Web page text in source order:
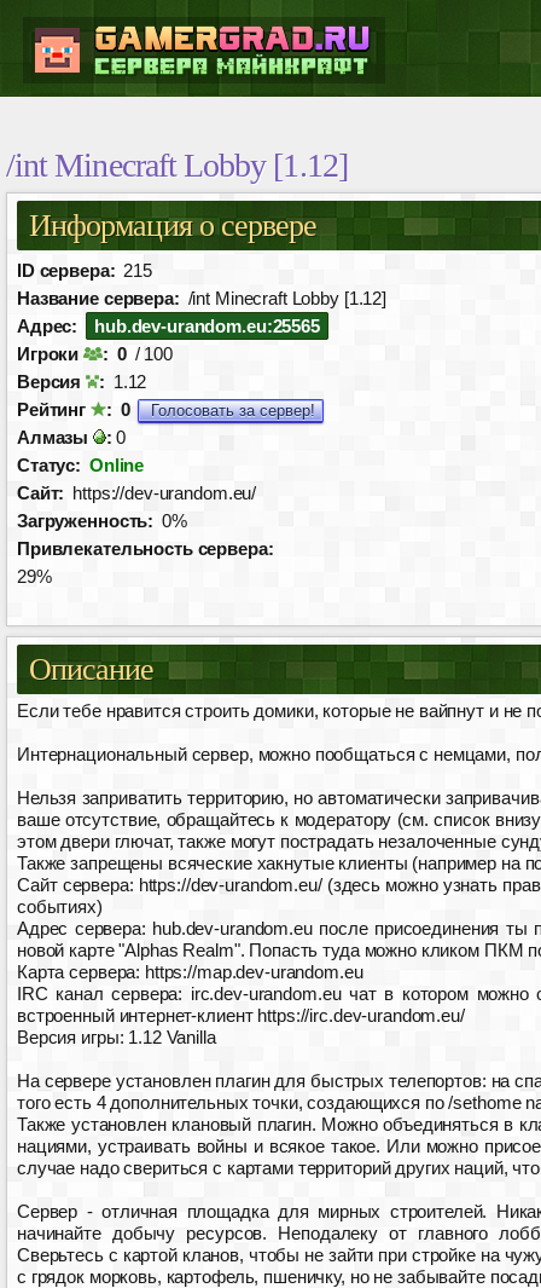
/int Minecraft Lobby [1.12]
Информация о сервере
ID сервера: 215
Название сервера: /int Minecraft Lobby [1.12]
Адрес:
hub.dev-urandom.eu:25565
Игроки
: 0 / 100
Версия
: 1.12
Рейтинг
: 0 Голосовать за сервер!
Алмазы : 0
Статус: Online
Сайт: https://dev-urandom.eu/
Загруженность: 0%
Привлекательность сервера:
29%
Описание
Если тебе нравится строить домики, которые не вайпнут и не
Интернациональный сервер, можно пообщаться с немцами,
Нельзя заприватить территорию, но автоматически
ваше отсутствие, обращайтесь к модератору (см. список
этом двери глючат, также могут пострадать незалоченные
Также запрещены всяческие хакнутые клиенты (например на
Сайт сервера: https://dev-urandom.eu/ (здесь можно узнать
событиях)
Адрес сервера: hub.dev-urandom.eu после присоединения
новой карте "Alphas Realm". Попасть туда можно кликом ПКМ
Карта сервера: https://map.dev-urandom.eu
IRC канал сервера: irc.dev-urandom.eu чат в котором
встроенный интернет-клиент https://irc.dev-urandom.eu/
Версия игры: 1.12 Vanilla
На сервере установлен плагин для быстрых телепортов: на
того есть 4 дополнительных точки, создающихся по /sethome
Также установлен клановый плагин. Можно объединяться в
нациями, устраивать войны и всякое такое. Или можно
случае надо свериться с картами территорий других наций,
Сервер - отличная площадка для мирных строителей.
начинайте добычу ресурсов. Неподалеку от главного
Сверьтесь с картой кланов, чтобы не зайти при стройке на
с грядок морковь, картофель, пшеничку, но не забывайте